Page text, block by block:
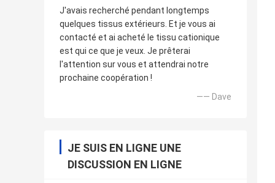
J'avais recherché pendant longtemps
quelques tissus extérieurs. Et je vous ai
contacté et ai acheté le tissu cationique
est qui ce que je veux. Je prêterai
l'attention sur vous et attendrai notre
prochaine coopération !
—— Dave
JE SUIS EN LIGNE UNE
DISCUSSION EN LIGNE